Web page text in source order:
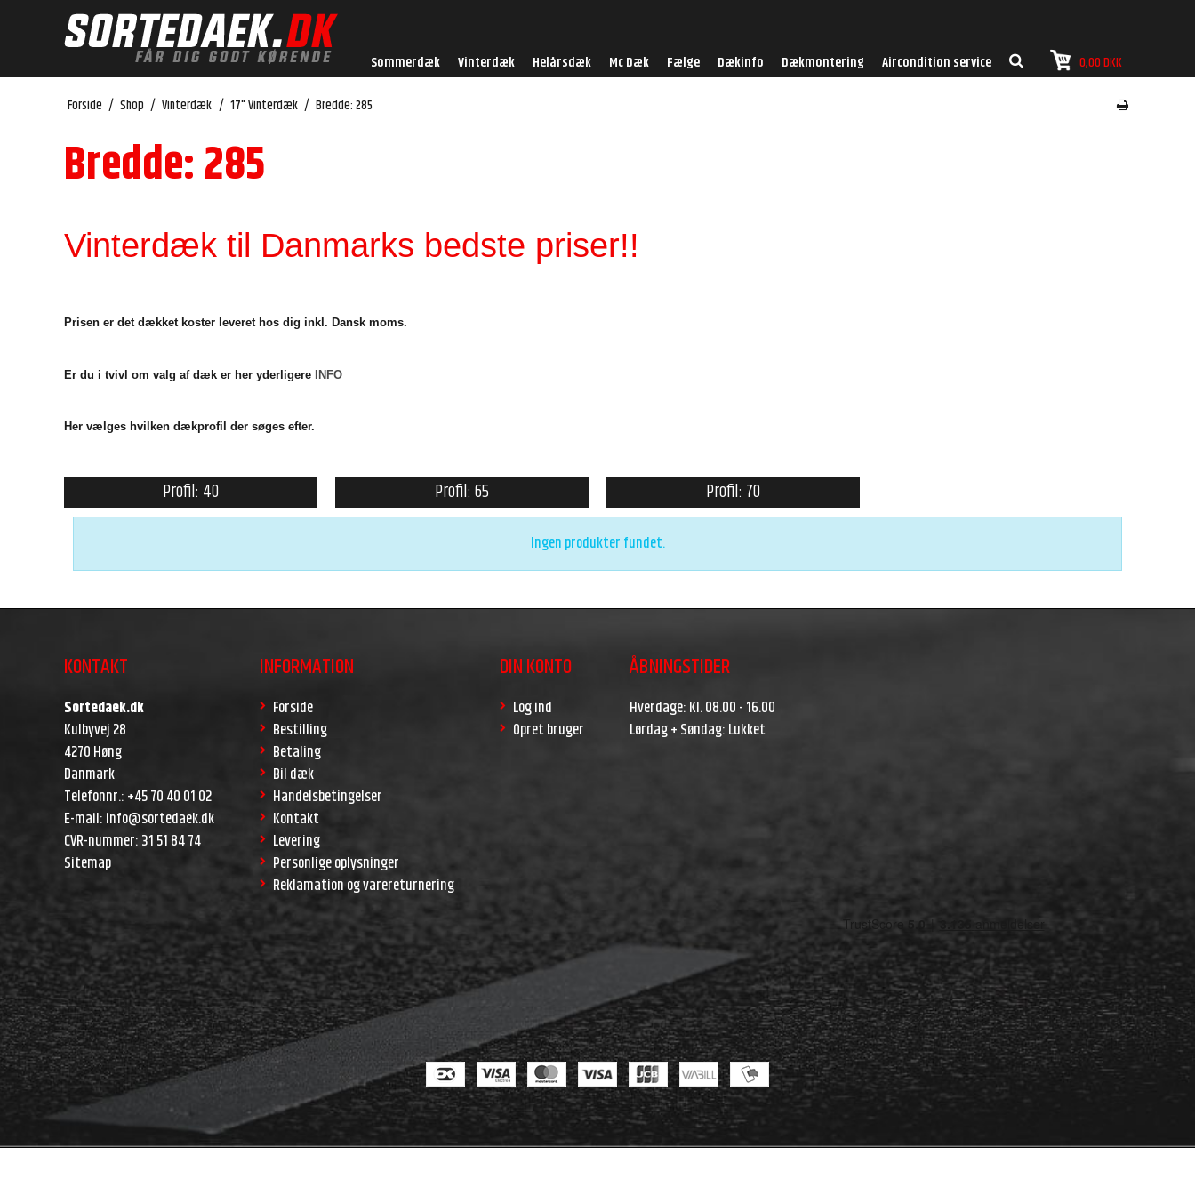
Sommerdæk Vinterdæk Helårsdæk Mc Dæk Fælge Dækinfo Dækmontering Aircondition service 0,00 DKK
Forside / Shop / Vinterdæk / 17" Vinterdæk / Bredde: 285
Bredde: 285
Vinterdæk til Danmarks bedste priser!!
Prisen er det dækket koster leveret hos dig inkl. Dansk moms.
Er du i tvivl om valg af dæk er her yderligere INFO
Her vælges hvilken dækprofil der søges efter.
Profil: 40 Profil: 65 Profil: 70
Ingen produkter fundet.
KONTAKT
Sortedaek.dk
Kulbyvej 28
4270 Høng
Danmark
Telefonnr.:+45 70 40 01 02
E-mail:info@sortedaek.dk
CVR-nummer:31 51 84 74
Sitemap
INFORMATION
Forside
Bestilling
Betaling
Bil dæk
Handelsbetingelser
Kontakt
Levering
Personlige oplysninger
Reklamation og varereturnering
DIN KONTO
Log ind
Opret bruger
ÅBNINGSTIDER
Hverdage: Kl. 08.00 - 16.00
Lørdag + Søndag: Lukket